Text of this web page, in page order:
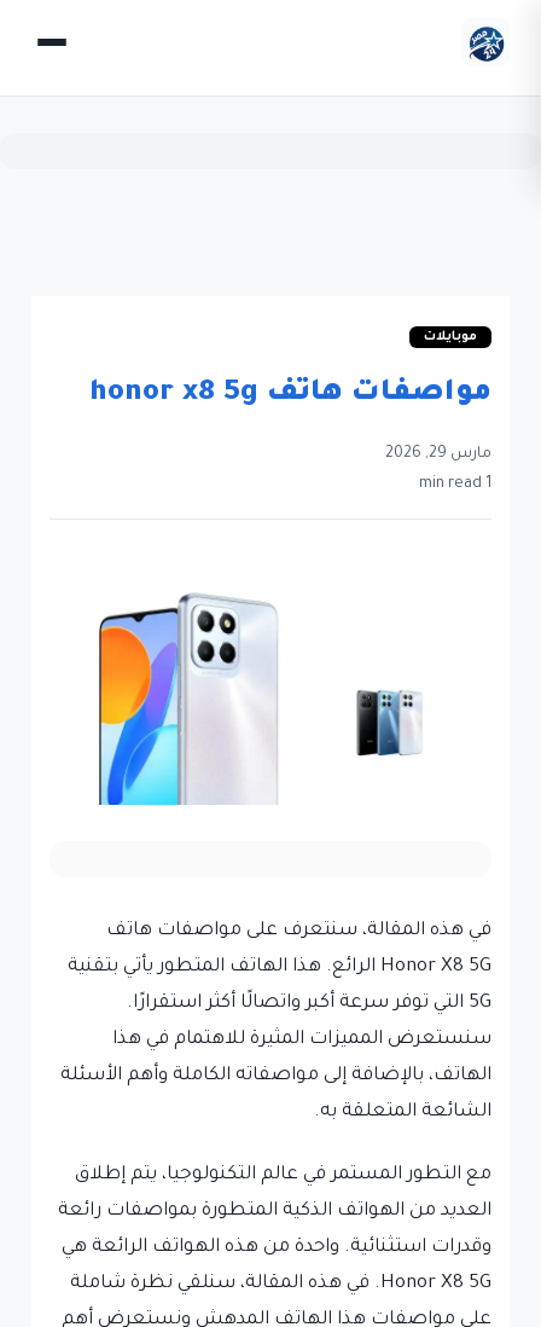
موبايلات
مواصفات هاتف honor x8 5g
مارس 29, 2026
1 min read
في هذه المقالة، سنتعرف على مواصفات هاتف
Honor X8 5G الرائع. هذا الهاتف المتطور يأتي بتقنية
5G التي توفر سرعة أكبر واتصالًا أكثر استقرارًا.
سنستعرض المميزات المثيرة للاهتمام في هذا
الهاتف، بالإضافة إلى مواصفاته الكاملة وأهم الأسئلة
الشائعة المتعلقة به.
مع التطور المستمر في عالم التكنولوجيا، يتم إطلاق
العديد من الهواتف الذكية المتطورة بمواصفات رائعة
وقدرات استثنائية. واحدة من هذه الهواتف الرائعة هي
Honor X8 5G. في هذه المقالة، سنلقي نظرة شاملة
على مواصفات هذا الهاتف المدهش ونستعرض أهم